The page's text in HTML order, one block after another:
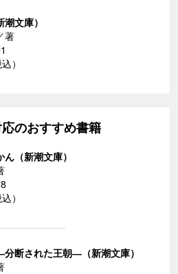
文庫）
著
）
のおすすめ書籍
（新潮文庫）
）
断された王朝―（新潮文庫）